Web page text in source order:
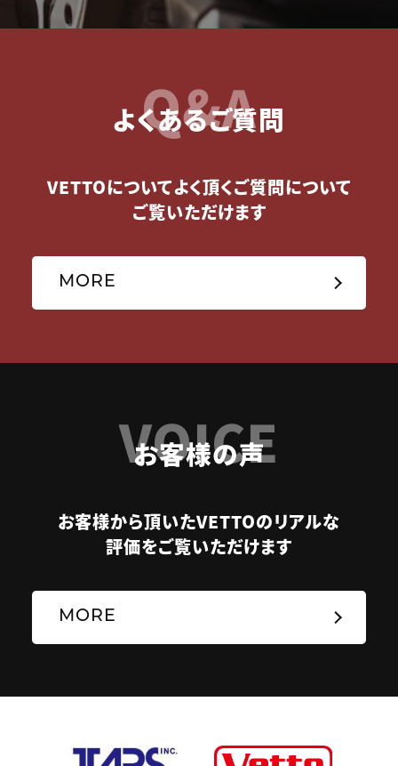
Q&A
よくあるご質問
VETTOについてよく頂くご質問について
ご覧いただけます
MORE
VOICE
お客様の声
お客様から頂いたVETTOのリアルな
評価をご覧いただけます
MORE